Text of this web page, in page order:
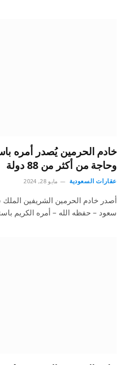
وحاجة من أكثر من 88 دولة
عقارات السعودية مايو 28, 2024
أصدر خادم الحرمين الشريفين الملك
سعود – حفظه الله – أمره الكريم باستضافة 1300